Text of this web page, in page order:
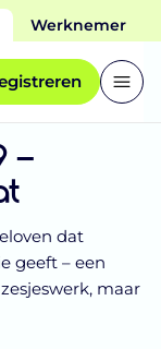
Werknemer
–
dat
geeft – een
maar